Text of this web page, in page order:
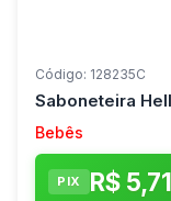
Código: 128235C
Saboneteira
Bebês
PIX R$ 5,71